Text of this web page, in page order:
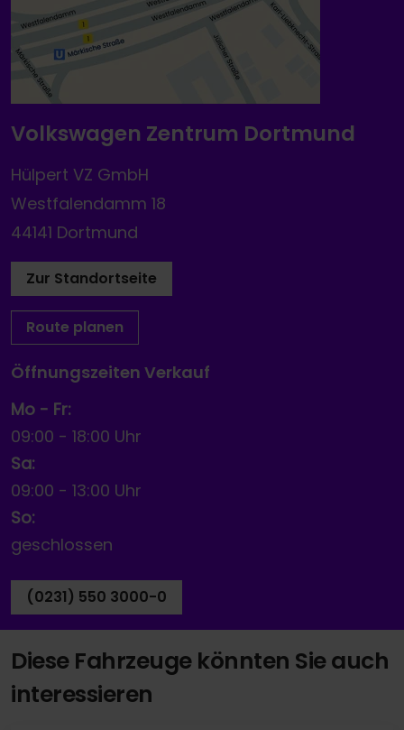
Volkswagen Zentrum Dortmund
Hülpert VZ GmbH
Westfalendamm 18
44141 Dortmund
Zur Standortseite
Route planen
Öffnungszeiten Verkauf
Mo - Fr:
09:00 - 18:00 Uhr
Sa:
09:00 - 13:00 Uhr
So:
geschlossen
(0231) 550 3000-0
Diese Fahrzeuge könnten Sie auch
interessieren